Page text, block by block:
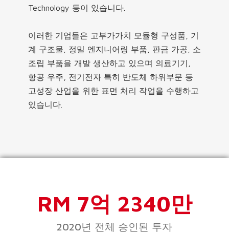
Technology 등이 있습니다.
이러한 기업들은 고부가가치 모듈형 구성품, 기
계 구조물, 정밀 엔지니어링 부품, 판금 가공, 소
조립 부품을 개발 생산하고 있으며 의료기기,
항공 우주, 전기전자 특히 반도체 하위부문 등
고성장 산업을 위한 표면 처리 작업을 수행하고
있습니다.
RM 7억 2340만
2020년 전체 승인된 투자